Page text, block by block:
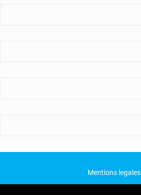
Mentions legales